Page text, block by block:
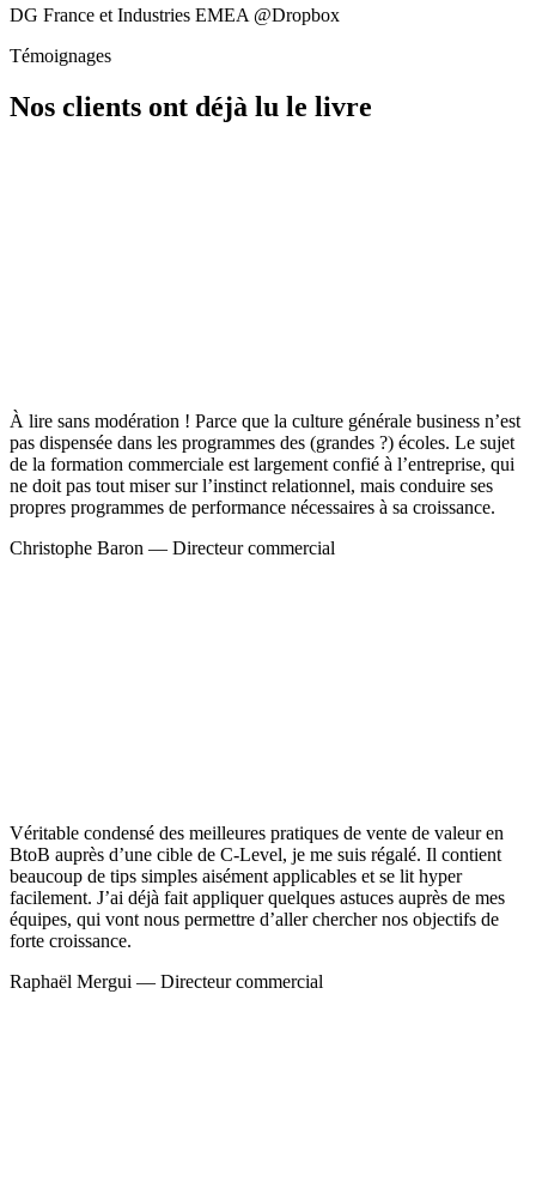
DG France et Industries EMEA @Dropbox
Témoignages
Nos clients ont déjà lu le livre
À lire sans modération ! Parce que la culture générale business n’est
pas dispensée dans les programmes des (grandes ?) écoles. Le sujet
de la formation commerciale est largement confié à l’entreprise, qui
ne doit pas tout miser sur l’instinct relationnel, mais conduire ses
propres programmes de performance nécessaires à sa croissance.
Christophe Baron — Directeur commercial
Véritable condensé des meilleures pratiques de vente de valeur en
BtoB auprès d’une cible de C-Level, je me suis régalé. Il contient
beaucoup de tips simples aisément applicables et se lit hyper
facilement. J’ai déjà fait appliquer quelques astuces auprès de mes
équipes, qui vont nous permettre d’aller chercher nos objectifs de
forte croissance.
Raphaël Mergui — Directeur commercial